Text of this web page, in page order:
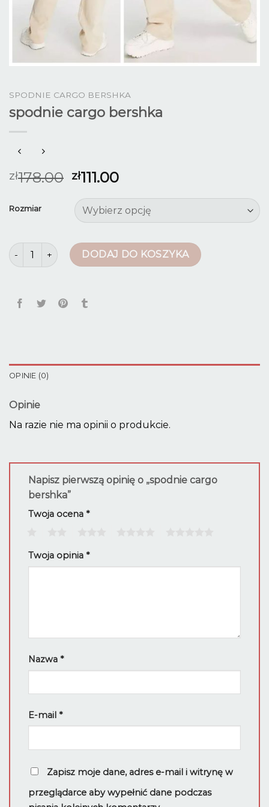
SPODNIE CARGO BERSHKA
spodnie cargo bershka
zł178.00 zł111.00
Rozmiar
ilość spodnie cargo bershkaDODAJ DO KOSZYKA
OPINIE (0)
Opinie
Na razie nie ma opinii o produkcie.
Napisz pierwszą opinię o „spodnie cargo
bershka”
Twoja ocena *
Twoja opinia *
Nazwa *
E-mail *
Zapisz moje dane, adres e-mail i witrynę w
przeglądarce aby wypełnić dane podczas